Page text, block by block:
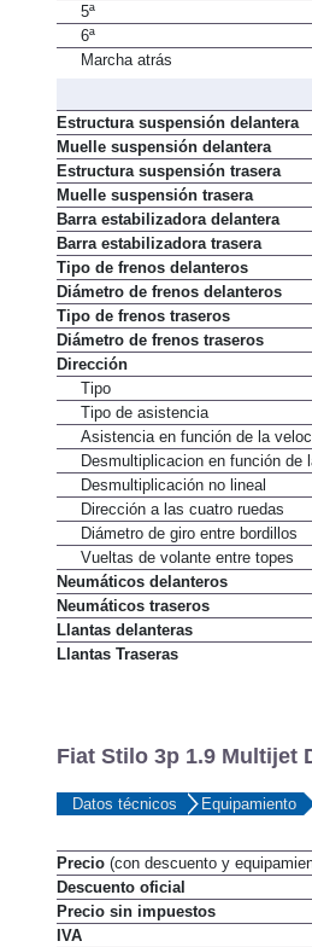
5ª
6ª
Marcha atrás
Estructura suspensión delantera
Muelle suspensión delantera
Estructura suspensión trasera
Muelle suspensión trasera
Barra estabilizadora delantera
Barra estabilizadora trasera
Tipo de frenos delanteros
Diámetro de frenos delanteros
Tipo de frenos traseros
Diámetro de frenos traseros
Dirección
Tipo
Tipo de asistencia
Asistencia en función de la
Desmultiplicacion en función de
Desmultiplicación no lineal
Dirección a las cuatro ruedas
Diámetro de giro entre bordillos
Vueltas de volante entre topes
Neumáticos delanteros
Neumáticos traseros
Llantas delanteras
Llantas Traseras
Fiat Stilo 3p 1.9 Multijet
Datos técnicos Equipamiento
Precio (con descuento y
Descuento oficial
Precio sin impuestos
IVA